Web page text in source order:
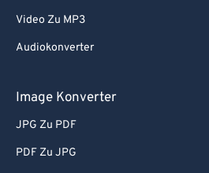
Video Zu MP3
Audiokonverter
Image Konverter
JPG Zu PDF
PDF Zu JPG